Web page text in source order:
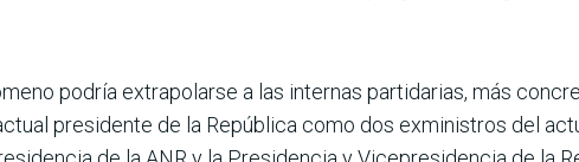
podría extrapolarse a las internas partidarias, más
presidente de la República como dos exministros del